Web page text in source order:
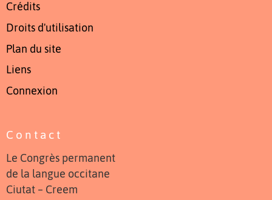
Crédits
Droits d'utilisation
Plan du site
Liens
Connexion
Contact
Le Congrès permanent
de la langue occitane
Ciutat – Creem